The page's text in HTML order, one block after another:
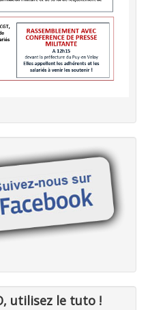
utilisez le tuto !